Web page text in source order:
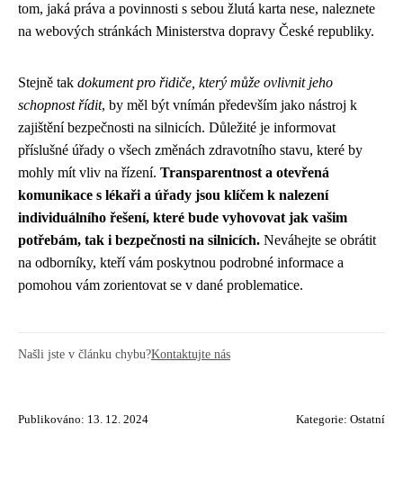
tom, jaká práva a povinnosti s sebou žlutá karta nese, naleznete
na webových stránkách Ministerstva dopravy České republiky.
Stejně tak dokument pro řidiče, který může ovlivnit jeho
schopnost řídit, by měl být vnímán především jako nástroj k
zajištění bezpečnosti na silnicích. Důležité je informovat
příslušné úřady o všech změnách zdravotního stavu, které by
mohly mít vliv na řízení. Transparentnost a otevřená
komunikace s lékaři a úřady jsou klíčem k nalezení
individuálního řešení, které bude vyhovovat jak vašim
potřebám, tak i bezpečnosti na silnicích. Neváhejte se obrátit
na odborníky, kteří vám poskytnou podrobné informace a
pomohou vám zorientovat se v dané problematice.
Našli jste v článku chybu?Kontaktujte nás
Publikováno: 13. 12. 2024 Kategorie: Ostatní